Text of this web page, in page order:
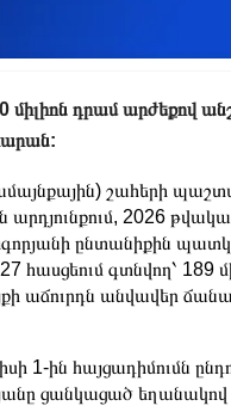
դրամ արժեքով
շահերի
2026
ընտանիքին
հասցեում գտնվող՝ 189
աճուրդն անվավեր
1-ին հայցադիմումն
ցանկացած